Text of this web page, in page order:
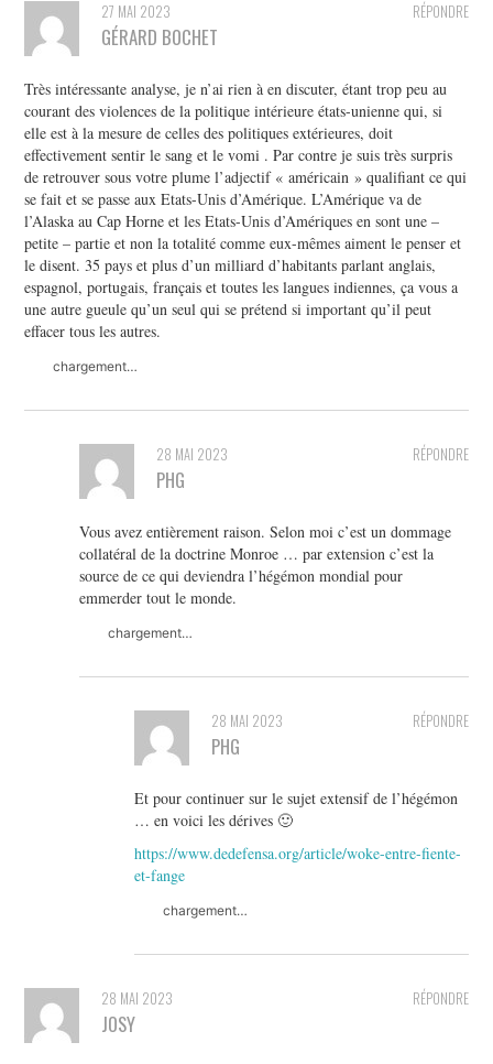
RÉPONDRE
27 MAI 2023
GÉRARD BOCHET
Très intéressante analyse, je n’ai rien à en discuter, étant trop peu au
courant des violences de la politique intérieure états-unienne qui, si
elle est à la mesure de celles des politiques extérieures, doit
effectivement sentir le sang et le vomi . Par contre je suis très surpris
de retrouver sous votre plume l’adjectif « américain » qualifiant ce qui
se fait et se passe aux Etats-Unis d’Amérique. L’Amérique va de
l’Alaska au Cap Horne et les Etats-Unis d’Amériques en sont une –
petite – partie et non la totalité comme eux-mêmes aiment le penser et
le disent. 35 pays et plus d’un milliard d’habitants parlant anglais,
espagnol, portugais, français et toutes les langues indiennes, ça vous a
une autre gueule qu’un seul qui se prétend si important qu’il peut
effacer tous les autres.
chargement…
RÉPONDRE
28 MAI 2023
PHG
Vous avez entièrement raison. Selon moi c’est un dommage
collatéral de la doctrine Monroe … par extension c’est la
source de ce qui deviendra l’hégémon mondial pour
emmerder tout le monde.
chargement…
RÉPONDRE
28 MAI 2023
PHG
Et pour continuer sur le sujet extensif de l’hégémon
… en voici les dérives 🙂
https://www.dedefensa.org/article/woke-entre-fiente-
et-fange
chargement…
RÉPONDRE
28 MAI 2023
JOSY